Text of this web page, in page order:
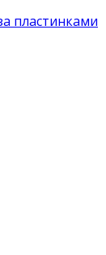
пластинками
в
фирмы
к нам на